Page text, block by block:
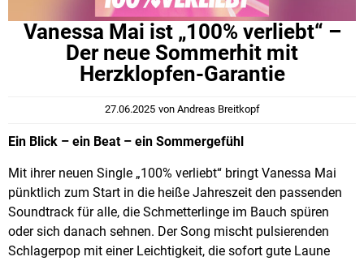
Vanessa Mai ist „100% verliebt“ –
Der neue Sommerhit mit
Herzklopfen-Garantie
27.06.2025 vonAndreas Breitkopf
Ein Blick – ein Beat – ein Sommergefühl
Mit ihrer neuen Single „100% verliebt“ bringt Vanessa Mai
pünktlich zum Start in die heiße Jahreszeit den passenden
Soundtrack für alle, die Schmetterlinge im Bauch spüren
oder sich danach sehnen. Der Song mischt pulsierenden
Schlagerpop mit einer Leichtigkeit, die sofort gute Laune